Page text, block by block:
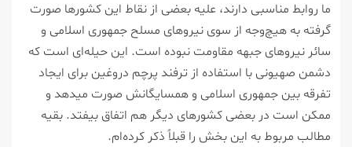
ما روابط مناسبی دارند، علیه بعضی از نقاط این کشورها صورت
گرفته به هیچ‌وجه از سوی نیروهای مسلح جمهوری اسلامی و
سائر نیروهای جبهه مقاومت نبوده است. این حیله‌ای است که
دشمن صهیونی با استفاده از ترفند پرچم دروغین برای ایجاد
تفرقه بین جمهوری اسلامی و همسایگانش صورت میدهد و
ممکن است در بعضی کشورهای دیگر هم اتفاق بیفتد. بقیه
مطالب مربوط به این بخش را قبلاً ذکر کرده‌ام.